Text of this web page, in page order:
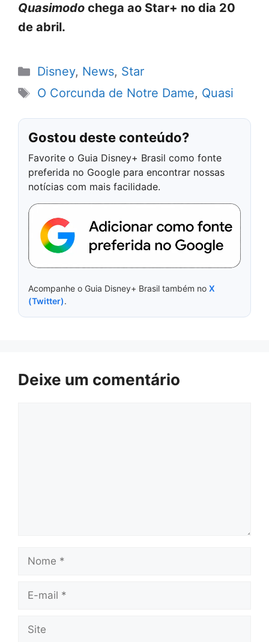
Quasimodo chega ao Star+ no dia 20
de abril.
Categorias
Disney, News, Star
Tags
O Corcunda de Notre Dame, Quasi
Gostou deste conteúdo?
Favorite o Guia Disney+ Brasil como fonte
preferida no Google para encontrar nossas
notícias com mais facilidade.
Acompanhe o Guia Disney+ Brasil também no X
(Twitter).
Deixe um comentário
Nome
E-
Site